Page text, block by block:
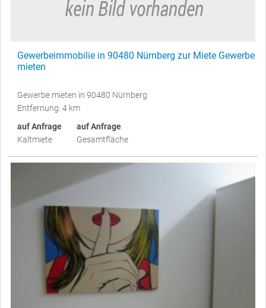
Gewerbeimmobilie in 90480 Nürnberg zur Miete Gewerbe
mieten
Gewerbe mieten in 90480 Nürnberg
Entfernung: 4 km
auf Anfrage
Kaltmiete
auf Anfrage
Gesamtfläche